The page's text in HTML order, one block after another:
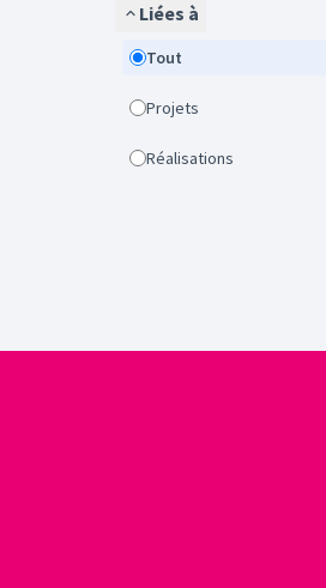
Liées à
Tout
Projets
Réalisations